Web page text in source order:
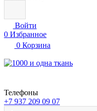
Войти
0 Избранное
0 Корзина
Телефоны
+7 937 209 09 07